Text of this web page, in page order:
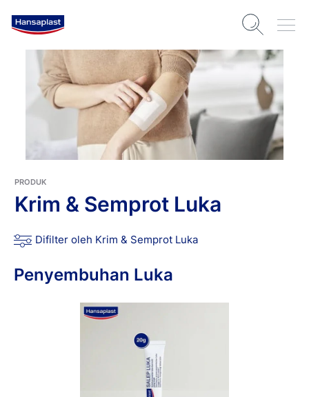
PRODUK
Krim & Semprot Luka
Difilter oleh Krim & Semprot Luka
Penyembuhan Luka